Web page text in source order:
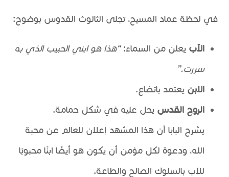
في لحظة عماد المسيح، تجلى الثالوث القدوس بوضوح:
الآب يعلن من السماء:“هذا هو ابني الحبيب الذي به
سررت.”
الابن يعتمد باتضاع.
الروح القدس يحل عليه في شكل حمامة.
يشرح البابا أن هذا المشهد إعلان للعالم عن محبة
الله، ودعوة لكل مؤمن أن يكون هو أيضًا ابنًا محبوبًا
للآب بالسلوك الصالح والطاعة.